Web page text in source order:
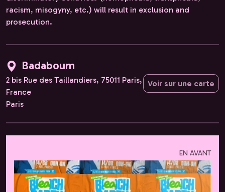
racism, misogyny, etc.) will result in exclusion and
prosecution.
Badaboum
2 bis Rue des Taillandiers, 75011 Paris,
France
Paris
Voir sur une carte
EN AVANT